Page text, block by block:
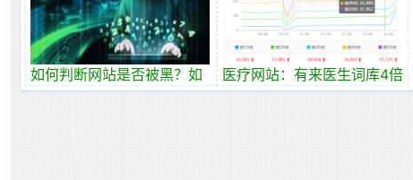
如何判断网站是否被黑？如
何防范黑客攻击
医疗网站：有来医生词库4倍
暴涨分析